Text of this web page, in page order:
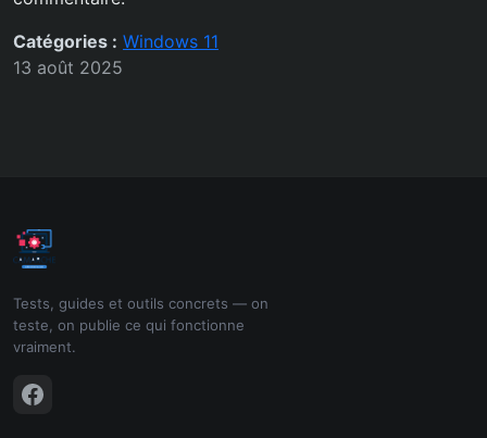
Catégories : Windows 11
13 août 2025
Tests, guides et outils concrets — on
teste, on publie ce qui fonctionne
vraiment.